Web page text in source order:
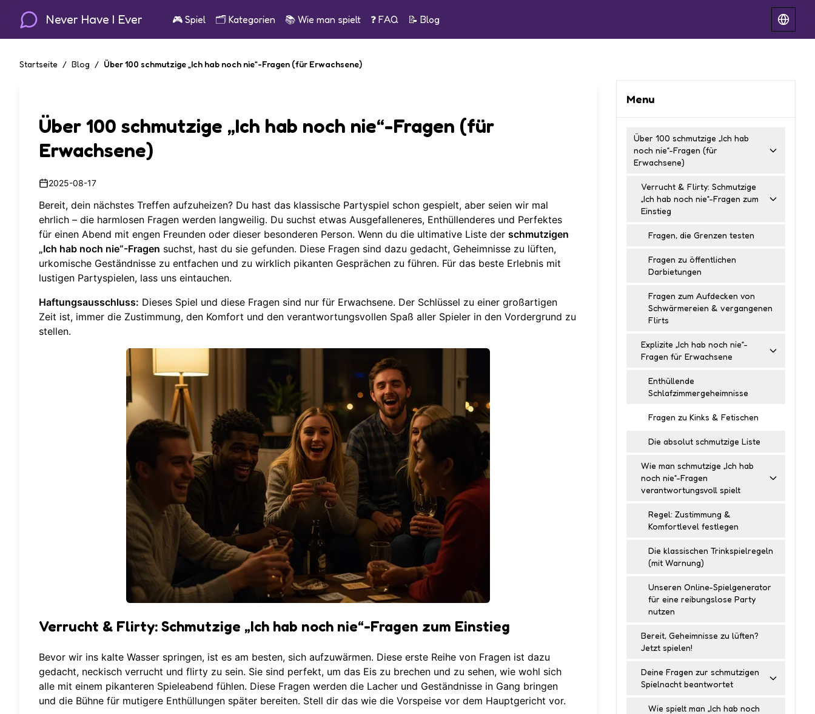
Never Have I Ever 🎮 Spiel 🗂️ Kategorien 📚 Wie man spielt ❓ FAQ 📝 Blog
Startseite / Blog / Über 100 schmutzige „Ich hab noch nie“-Fragen (für Erwachsene)
Über 100 schmutzige „Ich hab noch nie“-Fragen (für
Erwachsene)
2025-08-17
Bereit, dein nächstes Treffen aufzuheizen? Du hast das klassische Partyspiel schon gespielt, aber seien wir mal
ehrlich – die harmlosen Fragen werden langweilig. Du suchst etwas Ausgefalleneres, Enthüllenderes und Perfektes
für einen Abend mit engen Freunden oder dieser besonderen Person. Wenn du die ultimative Liste der schmutzigen
„Ich hab noch nie“-Fragen suchst, hast du sie gefunden. Diese Fragen sind dazu gedacht, Geheimnisse zu lüften,
urkomische Geständnisse zu entfachen und zu wirklich pikanten Gesprächen zu führen. Für das beste Erlebnis mit
lustigen Partyspielen, lass uns eintauchen.
Haftungsausschluss: Dieses Spiel und diese Fragen sind nur für Erwachsene. Der Schlüssel zu einer großartigen
Zeit ist, immer die Zustimmung, den Komfort und den verantwortungsvollen Spaß aller Spieler in den Vordergrund zu
stellen.
Verrucht & Flirty: Schmutzige „Ich hab noch nie“-Fragen zum Einstieg
Bevor wir ins kalte Wasser springen, ist es am besten, sich aufzuwärmen. Diese erste Reihe von Fragen ist dazu
gedacht, neckisch verrucht und flirty zu sein. Sie sind perfekt, um das Eis zu brechen und zu sehen, wie wohl sich
alle mit einem pikanteren Spieleabend fühlen. Diese Fragen werden die Lacher und Geständnisse in Gang bringen
und die Bühne für mutigere Enthüllungen später bereiten. Stell dir das wie die Vorspeise vor dem Hauptgericht vor.
Menu
Über 100 schmutzige „Ich hab
noch nie“-Fragen (für
Erwachsene)
Verrucht & Flirty: Schmutzige
„Ich hab noch nie“-Fragen zum
Einstieg
Fragen, die Grenzen testen
Fragen zu öffentlichen
Darbietungen
Fragen zum Aufdecken von
Schwärmereien & vergangenen
Flirts
Explizite „Ich hab noch nie“-
Fragen für Erwachsene
Enthüllende
Schlafzimmergeheimnisse
Fragen zu Kinks & Fetischen
Die absolut schmutzige Liste
Wie man schmutzige „Ich hab
noch nie“-Fragen
verantwortungsvoll spielt
Regel: Zustimmung &
Komfortlevel festlegen
Die klassischen Trinkspielregeln
(mit Warnung)
Unseren Online-Spielgenerator
für eine reibungslose Party
nutzen
Bereit, Geheimnisse zu lüften?
Jetzt spielen!
Deine Fragen zur schmutzigen
Spielnacht beantwortet
Wie spielt man „Ich hab noch